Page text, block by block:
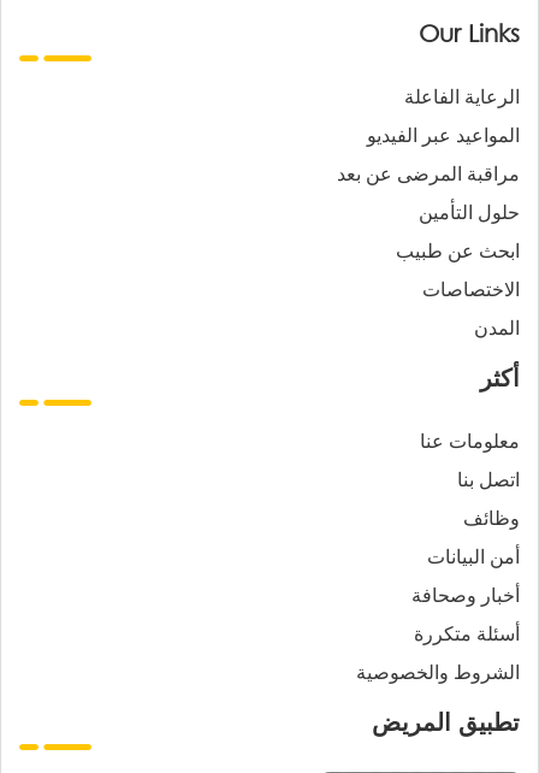
Our Links
الرعاية الفاعلة
المواعيد عبر الفيديو
مراقبة المرضى عن بعد
حلول التأمين
ابحث عن طبيب
الاختصاصات
المدن
أكثر
معلومات عنا
اتصل بنا
وظائف
أمن البيانات
أخبار وصحافة
أسئلة متكررة
الشروط والخصوصية
تطبيق المريض